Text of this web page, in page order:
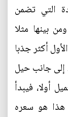
التي تضمن
بينها مثلا
"600"، السعر الأول أكثر جذبا
إلى جانب حيل
أولا، فيبدأ
هذا هو سعره